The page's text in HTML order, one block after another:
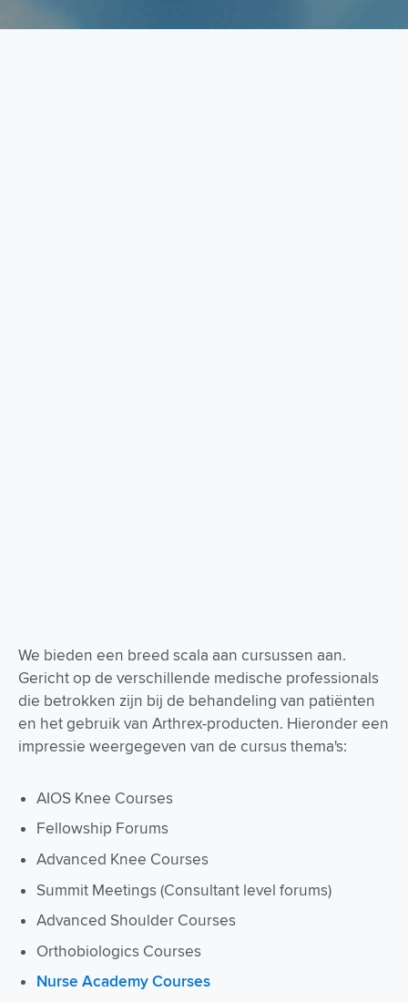
We bieden een breed scala aan cursussen aan.
Gericht op de verschillende medische professionals
die betrokken zijn bij de behandeling van patiënten
en het gebruik van Arthrex-producten. Hieronder een
impressie weergegeven van de cursus thema's:
AIOS Knee Courses
Fellowship Forums
Advanced Knee Courses
Summit Meetings (Consultant level forums)
Advanced Shoulder Courses
Orthobiologics Courses
Nurse Academy Courses